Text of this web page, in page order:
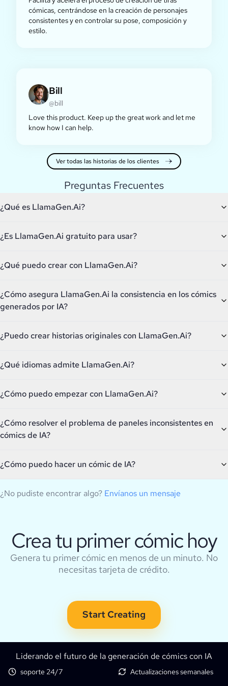
cómicas, centrándose en la creación de personajes
consistentes y en controlar su pose, composición y
estilo.
Bill
@bill
Love this product. Keep up the great work and let me
know how I can help.
Ver todas las historias de los clientes
Preguntas Frecuentes
¿Qué es LlamaGen.Ai?
¿Es LlamaGen.Ai gratuito para usar?
¿Qué puedo crear con LlamaGen.Ai?
¿Cómo asegura LlamaGen.Ai la consistencia en los cómics
generados por IA?
¿Puedo crear historias originales con LlamaGen.Ai?
¿Qué idiomas admite LlamaGen.Ai?
¿Cómo puedo empezar con LlamaGen.Ai?
¿Cómo resolver el problema de paneles inconsistentes en
cómics de IA?
¿Cómo puedo hacer un cómic de IA?
¿No pudiste encontrar algo? Envíanos un mensaje
Crea tu primer cómic hoy
Genera tu primer cómic en menos de un minuto. No
necesitas tarjeta de crédito.
Start Creating
Liderando el futuro de la generación de cómics con IA
soporte 24/7
Actualizaciones semanales